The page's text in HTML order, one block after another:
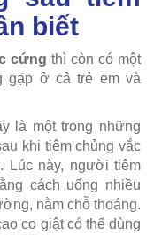
biết
cứng thì còn có một
gặp ở cả trẻ em và
là một trong những
khi tiêm chủng vắc
Lúc này, người tiêm
cách uống nhiều
nằm chỗ thoáng.
co giật có thể dùng